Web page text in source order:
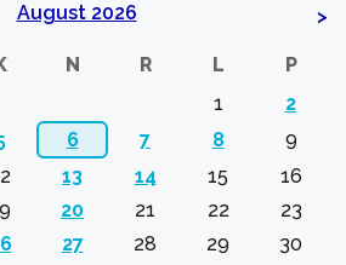
August 2026 >
N R L
P
1
2
6 7 8
9
13 14 15
16
20 21 22
23
27 28 29
30